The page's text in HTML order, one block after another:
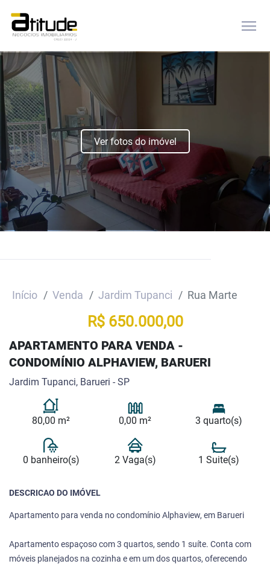
menu
Ver fotos do imóvel
Início Venda Jardim Tupanci Rua Marte
R$ 650.000,00
APARTAMENTO PARA VENDA -
CONDOMÍNIO ALPHAVIEW, BARUERI
Jardim Tupanci, Barueri - SP
80,00 m² 0,00 m² 3 quarto(s)
0 banheiro(s) 2 Vaga(s) 1 Suite(s)
DESCRICAO DO IMÓVEL
Apartamento para venda no condomínio Alphaview, em Barueri
Apartamento espaçoso com 3 quartos, sendo 1 suíte. Conta com
móveis planejados na cozinha e em um dos quartos, oferecendo